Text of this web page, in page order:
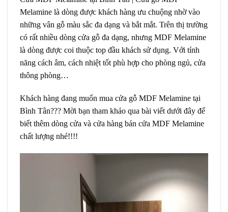
Melamine là dòng được khách hàng ưu chuộng nhờ vào
những vân gỗ màu sắc đa dạng và bắt mắt. Trên thị trường
có rất nhiều dòng cửa gỗ đa dạng, nhưng MDF Melamine
là dòng được coi thuộc top đầu khách sử dụng. Với tính
năng cách âm, cách nhiệt tốt phù hợp cho phòng ngủ, cửa
thông phòng…
Khách hàng đang muốn mua cửa gỗ MDF Melamine tại
Bình Tân??? Mời bạn tham khảo qua bài viết dưới đây để
biết thêm dòng cửa và cửa hàng bán cửa MDF Melamine
chất lượng nhé!!!!